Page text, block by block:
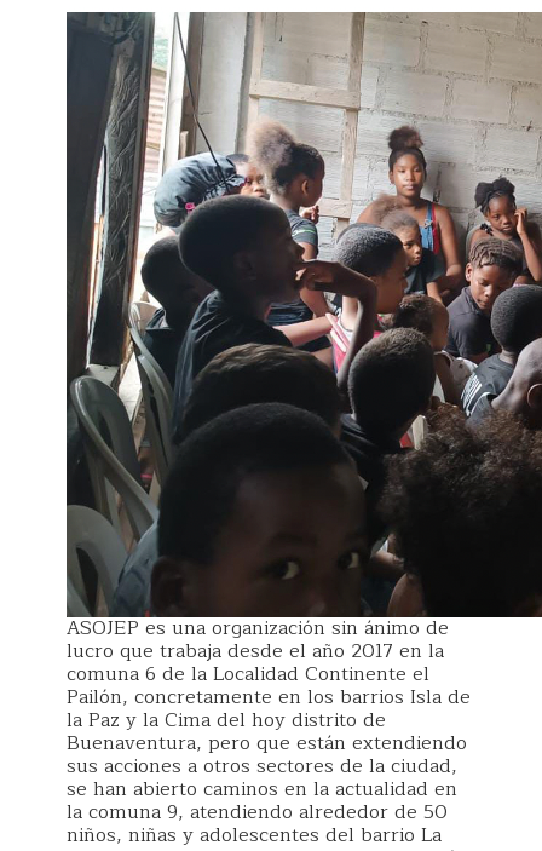
ASOJEP es una organización sin ánimo de
lucro que trabaja desde el año 2017 en la
comuna 6 de la Localidad Continente el
Pailón, concretamente en los barrios Isla de
la Paz y la Cima del hoy distrito de
Buenaventura, pero que están extendiendo
sus acciones a otros sectores de la ciudad,
se han abierto caminos en la actualidad en
la comuna 9, atendiendo alrededor de 50
niños, niñas y adolescentes del barrio La